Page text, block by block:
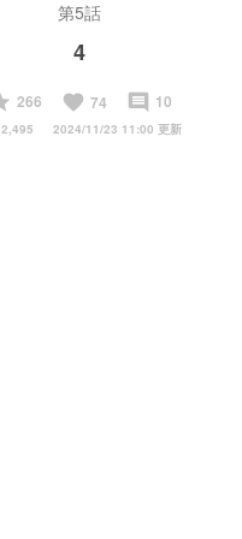
第5話
4
266 favorite 74 insert_comment 10
2,495 2024/11/23 11:00 更新